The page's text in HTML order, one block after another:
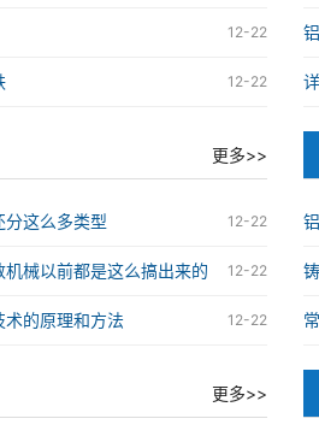
12-22
12-22
更多>>
12-22
这么多类型
12-22
械以前都是这么搞出来的
12-22
术的原理和方法
更多>>